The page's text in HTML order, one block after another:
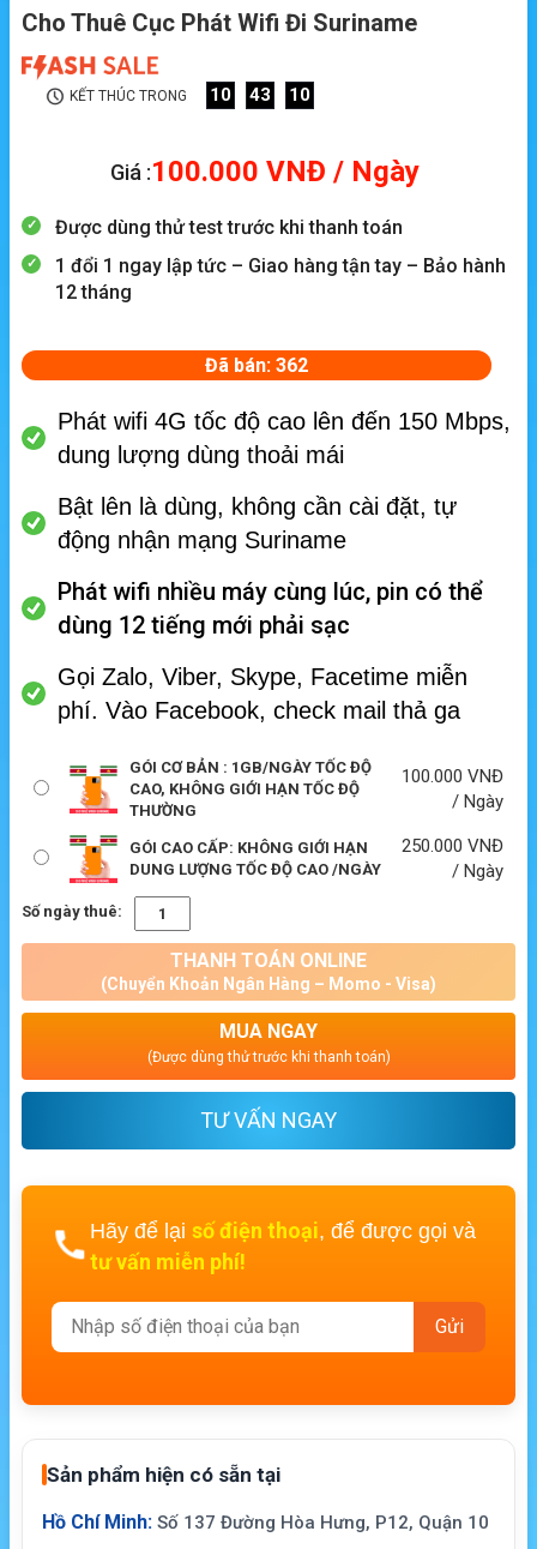
Cho Thuê Cục Phát Wifi Đi Suriname
KẾT THÚC TRONG 10 43 09
Giá :100.000 VNĐ / Ngày
Được dùng thử test trước khi thanh toán
1 đổi 1 ngay lập tức – Giao hàng tận tay – Bảo hành
12 tháng
Đã bán: 362
Phát wifi 4G tốc độ cao lên đến 150 Mbps,
dung lượng dùng thoải mái
Bật lên là dùng, không cần cài đặt, tự
động nhận mạng Suriname
Phát wifi nhiều máy cùng lúc, pin có thể
dùng 12 tiếng mới phải sạc
Gọi Zalo, Viber, Skype, Facetime miễn
phí. Vào Facebook, check mail thả ga
GÓI CƠ BẢN : 1GB/NGÀY TỐC ĐỘ
CAO, KHÔNG GIỚI HẠN TỐC ĐỘ
THƯỜNG
100.000 VNĐ
/ Ngày
GÓI CAO CẤP: KHÔNG GIỚI HẠN
DUNG LƯỢNG TỐC ĐỘ CAO /NGÀY
250.000 VNĐ
/ Ngày
Số ngày thuê:
THANH TOÁN ONLINE
(Chuyển Khoản Ngân Hàng – Momo - Visa)
MUA NGAY
(Được dùng thử trước khi thanh toán)
TƯ VẤN NGAY
Hãy để lại số điện thoại, để được gọi và
tư vấn miễn phí!
Sản phẩm hiện có sẵn tại
Hồ Chí Minh: Số 137 Đường Hòa Hưng, P12, Quận 10